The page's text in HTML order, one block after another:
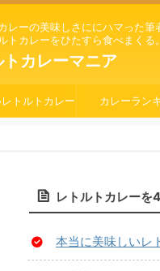
レーの美味しさににハマった
トカレーをひたすら食べまくる。
トカレーマニア
トルトカレー カレーラン
レトルトカレーを
本当に美味しいレ